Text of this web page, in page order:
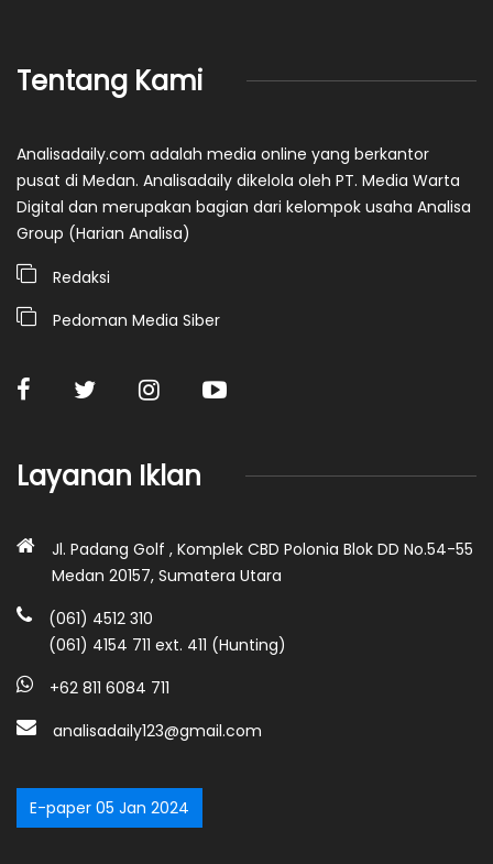
Tentang Kami
Analisadaily.com adalah media online yang berkantor
pusat di Medan. Analisadaily dikelola oleh PT. Media Warta
Digital dan merupakan bagian dari kelompok usaha Analisa
Group (Harian Analisa)
Redaksi
Pedoman Media Siber
Layanan Iklan
Jl. Padang Golf , Komplek CBD Polonia Blok DD No.54-55
Medan 20157, Sumatera Utara
(061) 4512 310
(061) 4154 711 ext. 411 (Hunting)
+62 811 6084 711
analisadaily123@gmail.com
E-paper 05 Jan 2024